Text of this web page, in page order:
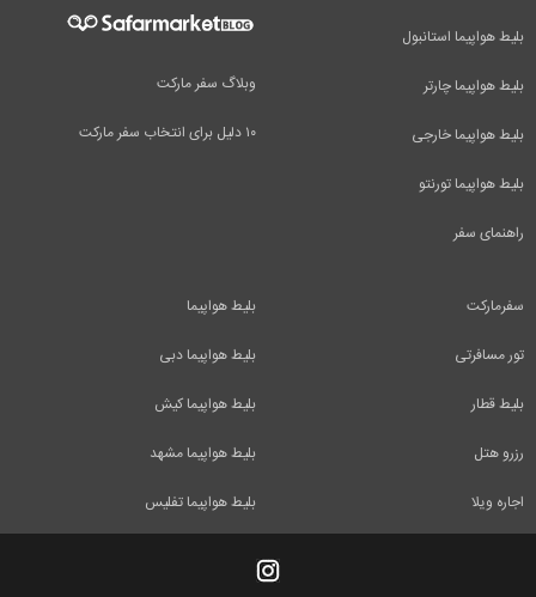
وبلاگ سفر مارکت
۱۰ دلیل برای انتخاب سفر مارکت
بلیط هواپیما استانبول
بلیط هواپیما چارتر
بلیط هواپیما خارجی
بلیط هواپیما تورنتو
راهنمای سفر
بلیط هواپیما
بلیط هواپیما دبی
بلیط هواپیما کیش
بلیط هواپیما مشهد
بلیط هواپیما تفلیس
سفرمارکت
تور مسافرتی
بلیط قطار
رزرو هتل
اجاره ویلا